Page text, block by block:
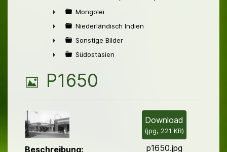
►
►
Mongolei
►
Niederländisch Indien
►
Sonstige Bilder
Südostasien
B
l
d
P1650
Download
(jpg, 221 KB)
p1650.jpg
Beschreibung: